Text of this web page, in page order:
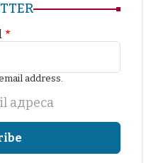
address.
адреса